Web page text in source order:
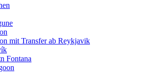
mit Transfer ab Reykjavik
Fontana